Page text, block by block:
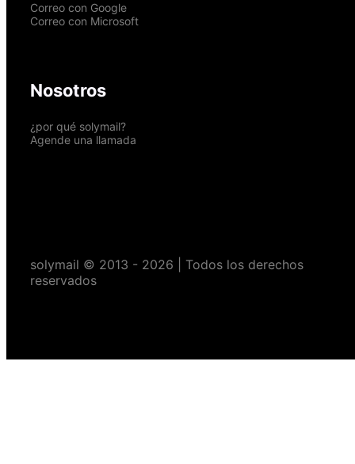
Correo con Google
Correo con Microsoft
Nosotros
¿por qué solymail?
Agende una llamada
solymail © 2013 - 2026 | Todos los derechos
reservados